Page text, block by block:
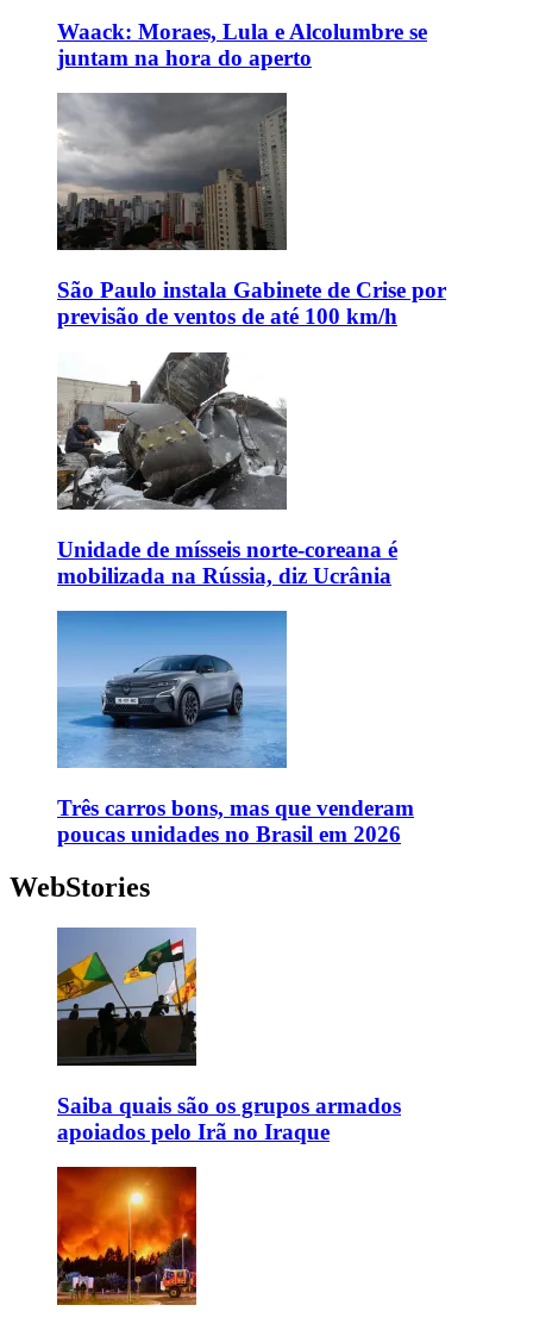
Waack: Moraes, Lula e Alcolumbre se
juntam na hora do aperto
São Paulo instala Gabinete de Crise por
previsão de ventos de até 100 km/h
Unidade de mísseis norte-coreana é
mobilizada na Rússia, diz Ucrânia
Três carros bons, mas que venderam
poucas unidades no Brasil em 2026
WebStories
Saiba quais são os grupos armados
apoiados pelo Irã no Iraque